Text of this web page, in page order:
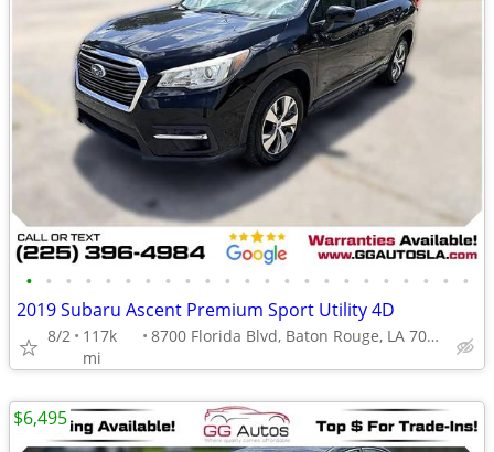
• • • • • • • • • • • • • • • • • • • • • • •
2019 Subaru Ascent Premium Sport Utility 4D
8/2
117k
mi
8700 Florida Blvd, Baton Rouge, LA 70815
$6,495